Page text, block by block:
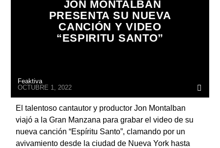
JON MONTALBAN
PRESENTA SU NUEVA
CANCIÓN Y VIDEO
“ESPIRITU SANTO”
Feaktiva
OCTUBRE 1, 2022
El talentoso cantautor y productor Jon Montalban
viajó a la Gran Manzana para grabar el video de su
nueva canción “Espíritu Santo”, clamando por un
avivamiento desde la ciudad de Nueva York hasta